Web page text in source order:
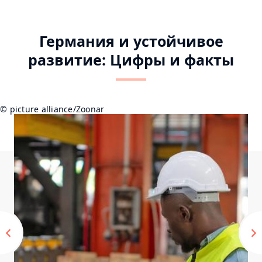
Германия и устойчивое
развитие: Цифры и факты
© picture alliance/Zoonar